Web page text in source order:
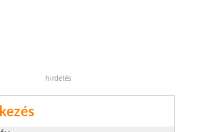
hirdetés